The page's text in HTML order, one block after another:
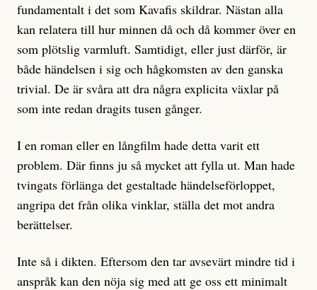
fundamentalt i det som Kavafis skildrar. Nästan alla
kan relatera till hur minnen då och då kommer över en
som plötslig varmluft. Samtidigt, eller just därför, är
både händelsen i sig och hågkomsten av den ganska
trivial. De är svåra att dra några explicita växlar på
som inte redan dragits tusen gånger.
I en roman eller en långfilm hade detta varit ett
problem. Där finns ju så mycket att fylla ut. Man hade
tvingats förlänga det gestaltade händelseförloppet,
angripa det från olika vinklar, ställa det mot andra
berättelser.
Inte så i dikten. Eftersom den tar avsevärt mindre tid i
anspråk kan den nöja sig med att ge oss ett minimalt